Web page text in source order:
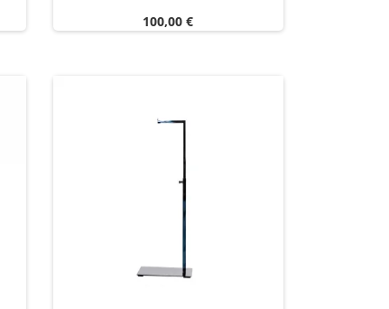
Preis
100,00 €